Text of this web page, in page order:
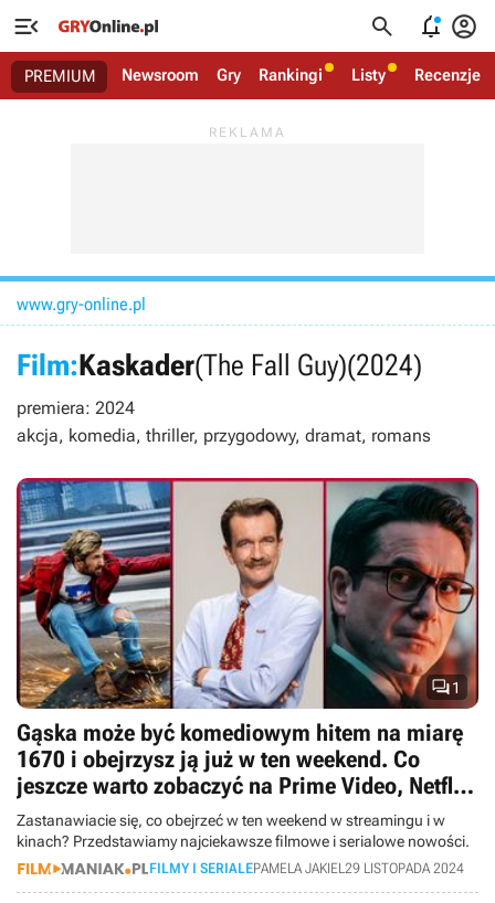
   
PREMIUM Newsroom Gry Rankingi Listy Recenzje
www.gry-online.pl
Film:Kaskader(The Fall Guy)(2024)
premiera: 2024
akcja, komedia, thriller, przygodowy, dramat, romans
1
Gąska może być komediowym hitem na miarę
1670 i obejrzysz ją już w ten weekend. Co
jeszcze warto zobaczyć na Prime Video, Netflix,
Disney Plus, SkyShowtime i w kinach?
Zastanawiacie się, co obejrzeć w ten weekend w streamingu i w
kinach? Przedstawiamy najciekawsze filmowe i serialowe nowości.
FILMY I SERIALEPAMELA JAKIEL29 LISTOPADA 2024